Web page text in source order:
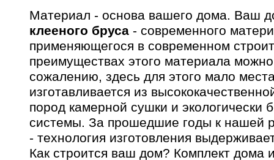
Материал - основа вашего дома. Ваш
клееного бруса- современного
применяющегося в современном
преимуществах этого материала
сожалению, здесь для этого мало
изготавливается из
пород камерной сушки и экологически
системы. За прошедшие годы к нашей
- технология изготовления
Как строится ваш дом? Комплект дома